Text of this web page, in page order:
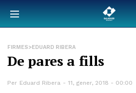
FIRMES>EDUARD RIBERA
De pares a fills
Per Eduard Ribera 11, gener, 2018 - 00:00